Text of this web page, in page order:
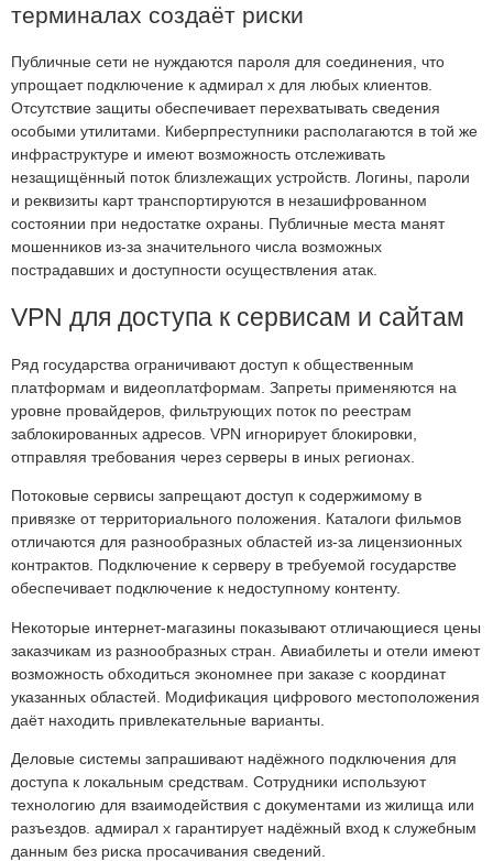
терминалах создаёт риски
Публичные сети не нуждаются пароля для соединения, что
упрощает подключение к адмирал х для любых клиентов.
Отсутствие защиты обеспечивает перехватывать сведения
особыми утилитами. Киберпреступники располагаются в той же
инфраструктуре и имеют возможность отслеживать
незащищённый поток близлежащих устройств. Логины, пароли
и реквизиты карт транспортируются в незашифрованном
состоянии при недостатке охраны. Публичные места манят
мошенников из-за значительного числа возможных
пострадавших и доступности осуществления атак.
VPN для доступа к сервисам и сайтам
Ряд государства ограничивают доступ к общественным
платформам и видеоплатформам. Запреты применяются на
уровне провайдеров, фильтрующих поток по реестрам
заблокированных адресов. VPN игнорирует блокировки,
отправляя требования через серверы в иных регионах.
Потоковые сервисы запрещают доступ к содержимому в
привязке от территориального положения. Каталоги фильмов
отличаются для разнообразных областей из-за лицензионных
контрактов. Подключение к серверу в требуемой государстве
обеспечивает подключение к недоступному контенту.
Некоторые интернет-магазины показывают отличающиеся цены
заказчикам из разнообразных стран. Авиабилеты и отели имеют
возможность обходиться экономнее при заказе с координат
указанных областей. Модификация цифрового местоположения
даёт находить привлекательные варианты.
Деловые системы запрашивают надёжного подключения для
доступа к локальным средствам. Сотрудники используют
технологию для взаимодействия с документами из жилища или
разъездов. адмирал х гарантирует надёжный вход к служебным
данным без риска просачивания сведений.